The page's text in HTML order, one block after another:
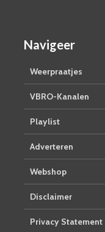
Navigeer
Weerpraatjes
VBRO-Kanalen
Playlist
Adverteren
Webshop
Disclaimer
Privacy Statement